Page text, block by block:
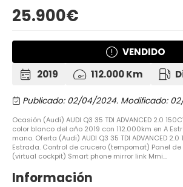
25.900€
VENDIDO
2019
112.000 Km
Publicado: 02/04/2024. Modificado:
Ocasión (Audi) AUDI Q3 35 TDI ADVANCED 2.0
color blanco del año 2019 con 112.000km en A
mano. Oferta (Audi) AUDI Q3 35 TDI ADVANCED 2.0
Estrada. Control de crucero (tempomat) Panel
(virtual cockpit) Smart phone mirror link Mmi...
Información